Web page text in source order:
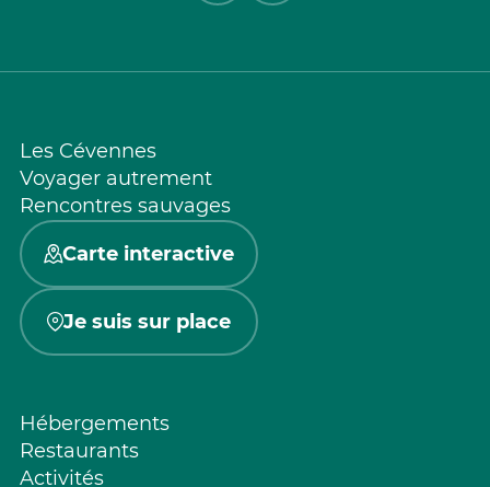
Les Cévennes
Voyager autrement
Rencontres sauvages
Carte interactive
Je suis sur place
Hébergements
Restaurants
Activités